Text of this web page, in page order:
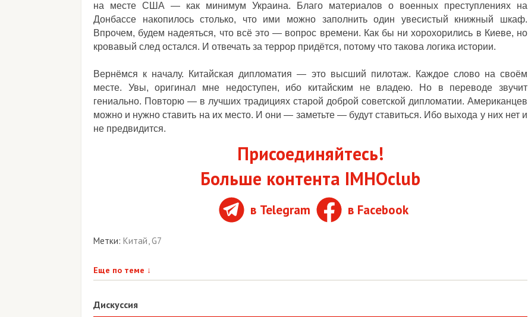
на месте США — как минимум Украина. Благо материалов о военных преступлениях на
Донбассе накопилось столько, что ими можно заполнить один увесистый книжный шкаф.
Впрочем, будем надеяться, что всё это — вопрос времени. Как бы ни хорохорились в Киеве, но
кровавый след остался. И отвечать за террор придётся, потому что такова логика истории.
Вернёмся к началу. Китайская дипломатия — это высший пилотаж. Каждое слово на своём
месте. Увы, оригинал мне недоступен, ибо китайским не владею. Но в переводе звучит
гениально. Повторю — в лучших традициях старой доброй советской дипломатии. Американцев
можно и нужно ставить на их место. И они — заметьте — будут ставиться. Ибо выхода у них нет и
не предвидится.
Присоединяйтесь!
Больше контента IMHOclub
в Telegram в Facebook
Метки: Китай,G7
Еще по теме ↓
Дискуссия